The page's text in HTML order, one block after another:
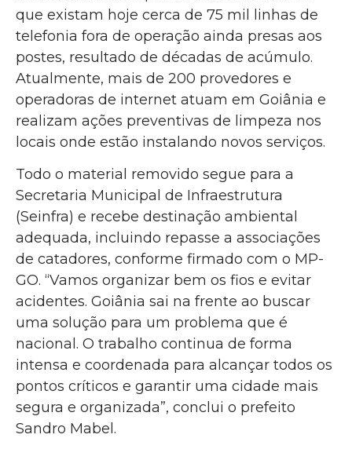
que existam hoje cerca de 75 mil linhas de
telefonia fora de operação ainda presas aos
postes, resultado de décadas de acúmulo.
Atualmente, mais de 200 provedores e
operadoras de internet atuam em Goiânia e
realizam ações preventivas de limpeza nos
locais onde estão instalando novos serviços.
Todo o material removido segue para a
Secretaria Municipal de Infraestrutura
(Seinfra) e recebe destinação ambiental
adequada, incluindo repasse a associações
de catadores, conforme firmado com o MP-
GO. “Vamos organizar bem os fios e evitar
acidentes. Goiânia sai na frente ao buscar
uma solução para um problema que é
nacional. O trabalho continua de forma
intensa e coordenada para alcançar todos os
pontos críticos e garantir uma cidade mais
segura e organizada”, conclui o prefeito
Sandro Mabel.